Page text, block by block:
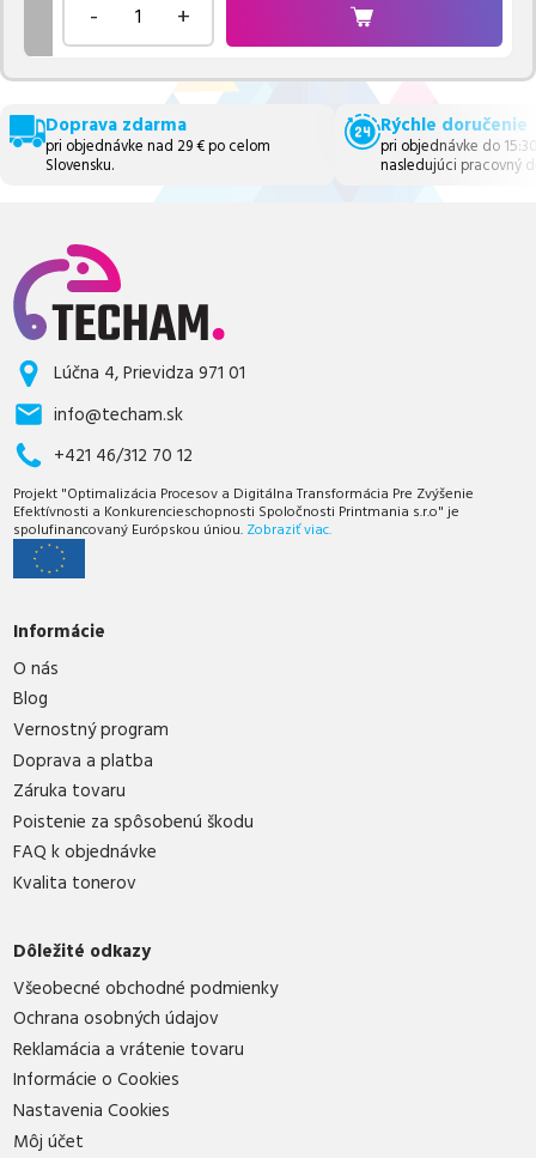
- +
Doprava zdarma
pri objednávke nad 29 € po celom
Slovensku.
Rýchle doručenie
pri objednávke do
nasledujúci pracovný
Lúčna 4, Prievidza 971 01
info@techam.sk
+421 46/312 70 12
Projekt "Optimalizácia Procesov a Digitálna Transformácia Pre Zvýšenie
Efektívnosti a Konkurencieschopnosti Spoločnosti Printmania s.r.o" je
spolufinancovaný Európskou úniou. Zobraziť viac.
Informácie
O nás
Blog
Vernostný program
Doprava a platba
Záruka tovaru
Poistenie za spôsobenú škodu
FAQ k objednávke
Kvalita tonerov
Dôležité odkazy
Všeobecné obchodné podmienky
Ochrana osobných údajov
Reklamácia a vrátenie tovaru
Informácie o Cookies
Nastavenia Cookies
Môj účet